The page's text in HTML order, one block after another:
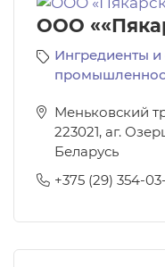
ООО
Ингредиенты
Меньковский
223021, аг.
Беларусь
+375 (29) 354-